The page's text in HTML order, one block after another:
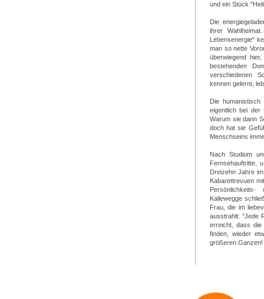
und ein Stück
Die
ihrer
Lebensenergie"
man so nette
überwiegend
bestehenden
verschiedenen
kennen gelernt,
Die
eigentlich bei der
Warum sie dann
doch hat sie
Menschseins
Nach Studium
Fernsehauftritte,
Dreizehn Jahre
Kabarettrevuen
Kallewegge
Frau, die im
ausstrahlt: "Jede
erreicht, dass die
finden, wieder
größeren Ganzen!